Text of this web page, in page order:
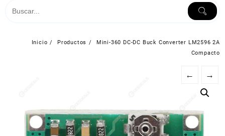
Inicio Productos
Mini-360 DC-DC Buck Converter LM2596 2A
Compacto
← →